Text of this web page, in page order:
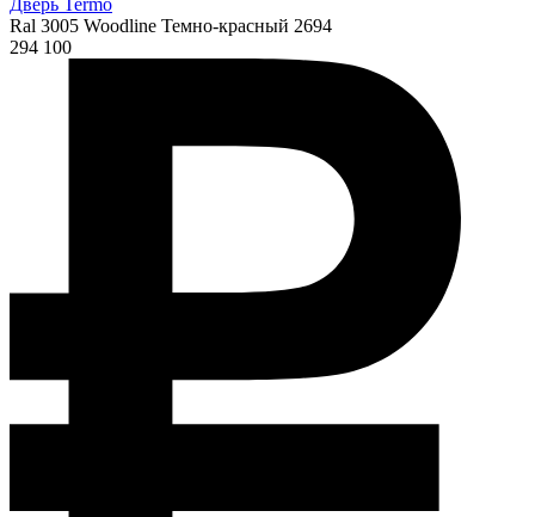
Ral 3005 Woodline Темно-красный 2694
294 100